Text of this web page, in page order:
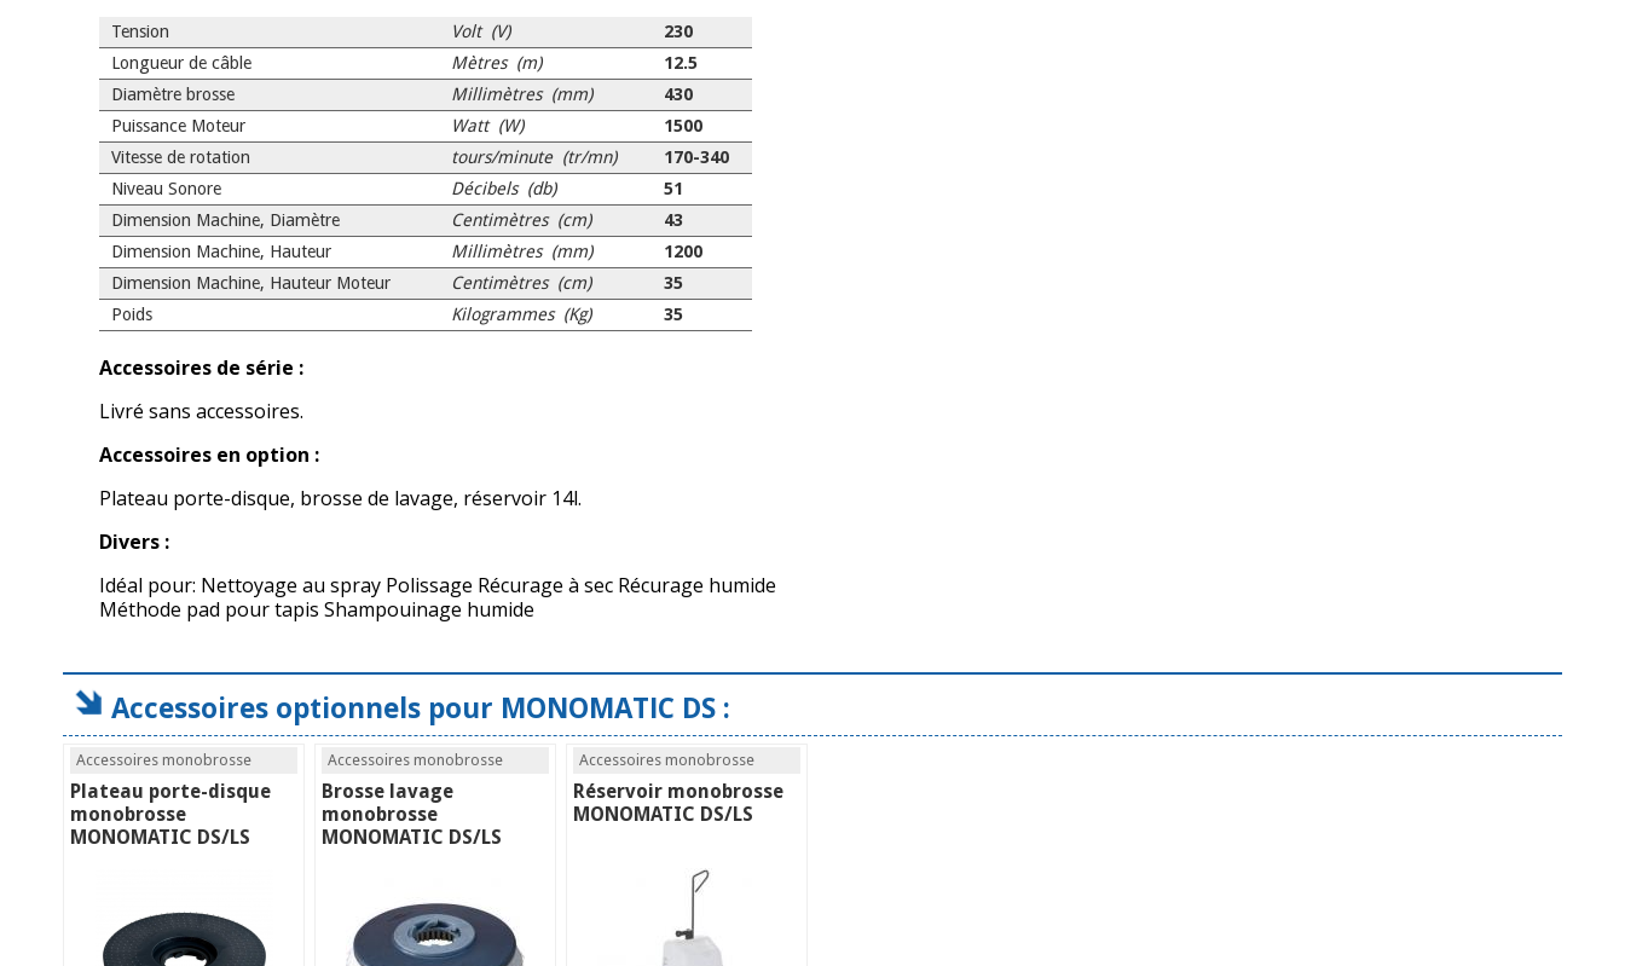
Tension Volt (V)
230
Longueur de câble
Mètres (m)
12.5
Diamètre brosse
Millimètres (mm)
430
Puissance Moteur
Watt (W)
1500
Vitesse de rotation
tours/minute (tr/mn)
170-340
Niveau Sonore
Décibels (db)
51
Dimension Machine, Diamètre
Centimètres (cm)
43
Dimension Machine, Hauteur
Millimètres (mm)
1200
Dimension Machine, Hauteur Moteur
Centimètres (cm)
35
Poids
Kilogrammes (Kg) 35
Accessoires de série :
Livré sans accessoires.
Accessoires en option :
Plateau porte-disque, brosse de lavage, réservoir 14l.
Divers :
Idéal pour: Nettoyage au spray Polissage Récurage à sec Récurage humide
Méthode pad pour tapis Shampouinage humide
Accessoires optionnels pour MONOMATIC DS :
Accessoires monobrosse
Plateau porte-disque
monobrosse
MONOMATIC DS/LS
Accessoires monobrosse
Brosse lavage
monobrosse
MONOMATIC DS/LS
Accessoires monobrosse
Réservoir monobrosse
MONOMATIC DS/LS